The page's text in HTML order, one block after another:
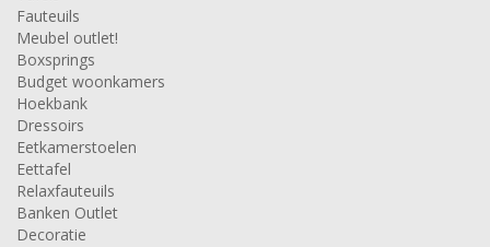
Fauteuils
Meubel outlet!
Boxsprings
Budget woonkamers
Hoekbank
Dressoirs
Eetkamerstoelen
Eettafel
Relaxfauteuils
Banken Outlet
Decoratie